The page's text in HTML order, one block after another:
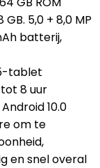
5,0 + 8,0 MP
batterij,
tablet
8 uur
10.0
om te
en snel overal